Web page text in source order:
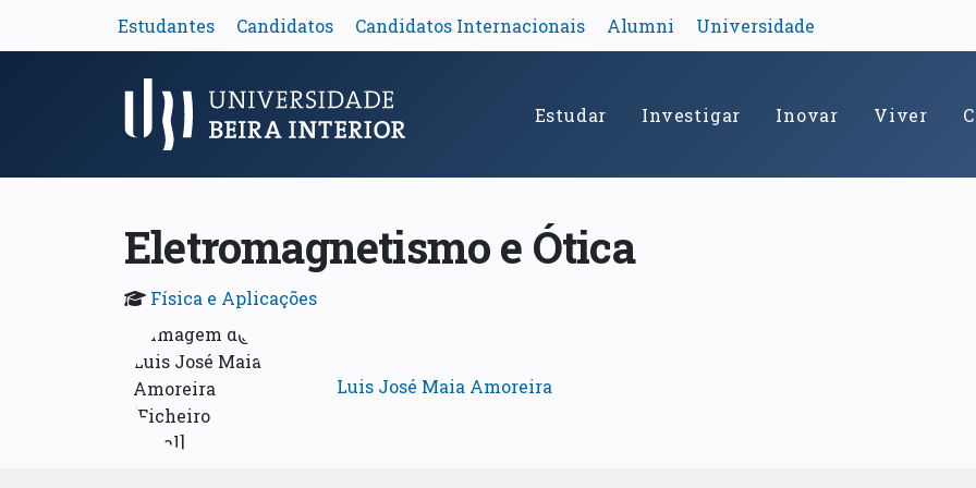
Estudantes Candidatos Candidatos Internacionais Alumni Universidade
Menu Principal Estudar Investigar Inovar Viver
Eletromagnetismo e Ótica
Física e Aplicações
Luis José Maia Amoreira